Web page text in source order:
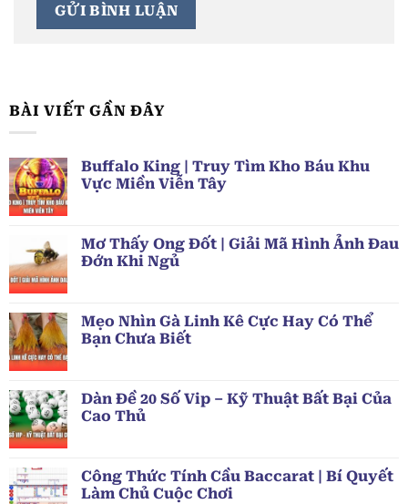
BÀI VIẾT GẦN ĐÂY
Buffalo King | Truy Tìm Kho Báu Khu
Vực Miền Viễn Tây
Mơ Thấy Ong Đốt | Giải Mã Hình Ảnh Đau
Đớn Khi Ngủ
Mẹo Nhìn Gà Linh Kê Cực Hay Có Thể
Bạn Chưa Biết
Dàn Đề 20 Số Vip – Kỹ Thuật Bất Bại Của
Cao Thủ
Công Thức Tính Cầu Baccarat | Bí Quyết
Làm Chủ Cuộc Chơi